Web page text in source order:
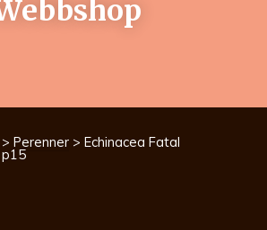
> Perenner > Echinacea Fatal